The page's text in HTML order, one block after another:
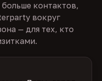
контактов,
вокруг
— для тех, кто